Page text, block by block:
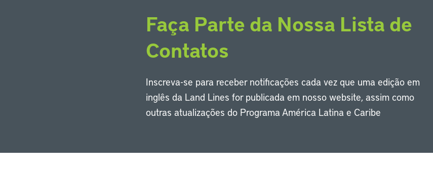
Faça Parte da Nossa Lista de
Contatos
Inscreva-se para receber notificações cada vez que uma edição em
inglês da Land Lines for publicada em nosso website, assim como
outras atualizações do Programa América Latina e Caribe